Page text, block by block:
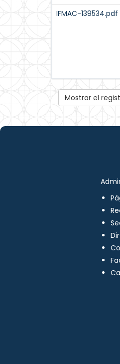
IFMAC-139534.pdf
Mostrar el